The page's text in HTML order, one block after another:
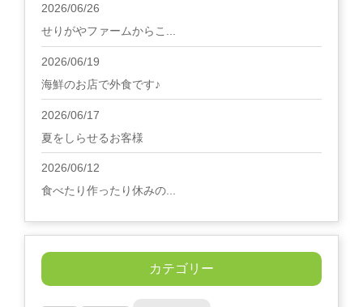
2026/06/26
せりがやファームからこ...
2026/06/19
海鮮のお店で外食です♪
2026/06/17
夏をしらせるお客様
2026/06/12
食べたり作ったり休みの...
カテゴリー